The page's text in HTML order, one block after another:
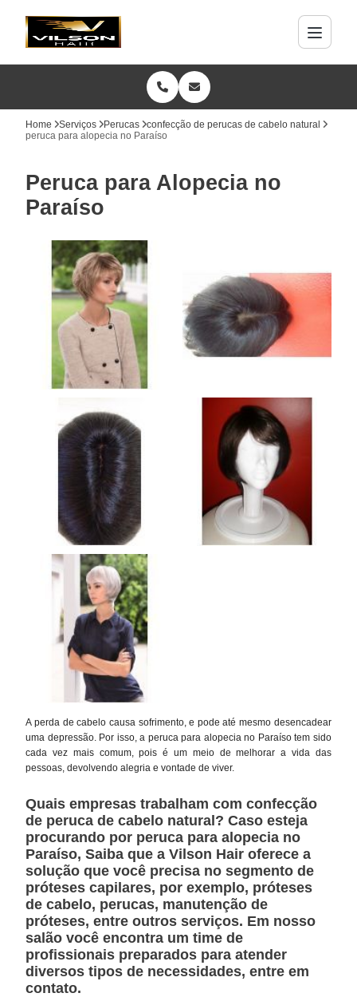
Home Serviços Perucas
confecção de perucas de cabelo natural
peruca para alopecia no Paraíso
Peruca para Alopecia no
Paraíso
A perda de cabelo causa sofrimento, e pode até mesmo desencadear
uma depressão. Por isso, a peruca para alopecia no Paraíso tem sido
cada vez mais comum, pois é um meio de melhorar a vida das
pessoas, devolvendo alegria e vontade de viver.
Quais empresas trabalham com confecção
de peruca de cabelo natural? Caso esteja
procurando por peruca para alopecia no
Paraíso, Saiba que a Vilson Hair oferece a
solução que você precisa no segmento de
próteses capilares, por exemplo, próteses
de cabelo, perucas, manutenção de
próteses, entre outros serviços. Em nosso
salão você encontra um time de
profissionais preparados para atender
diversos tipos de necessidades, entre em
contato.